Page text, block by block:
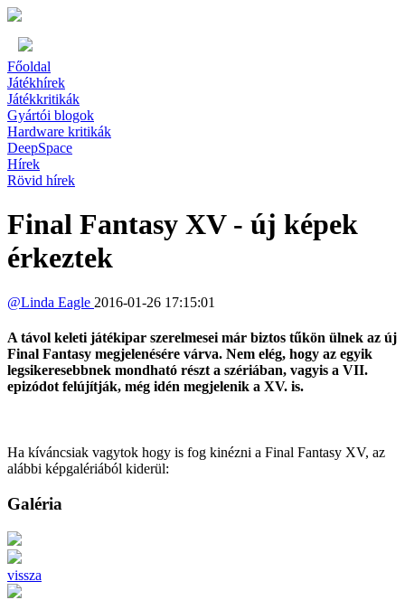
Főoldal
Játékhírek
Játékkritikák
Gyártói blogok
Hardware kritikák
DeepSpace
Hírek
Rövid hírek
Final Fantasy XV - új képek
érkeztek
@Linda Eagle 2016-01-26 17:15:01
A távol keleti játékipar szerelmesei már biztos tűkön ülnek az új
Final Fantasy megjelenésére várva. Nem elég, hogy az egyik
legsikeresebbnek mondható részt a szériában, vagyis a VII.
epizódot felújítják, még idén megjelenik a XV. is.
Ha kíváncsiak vagytok hogy is fog kinézni a Final Fantasy XV, az
alábbi képgalériából kiderül:
Galéria
vissza